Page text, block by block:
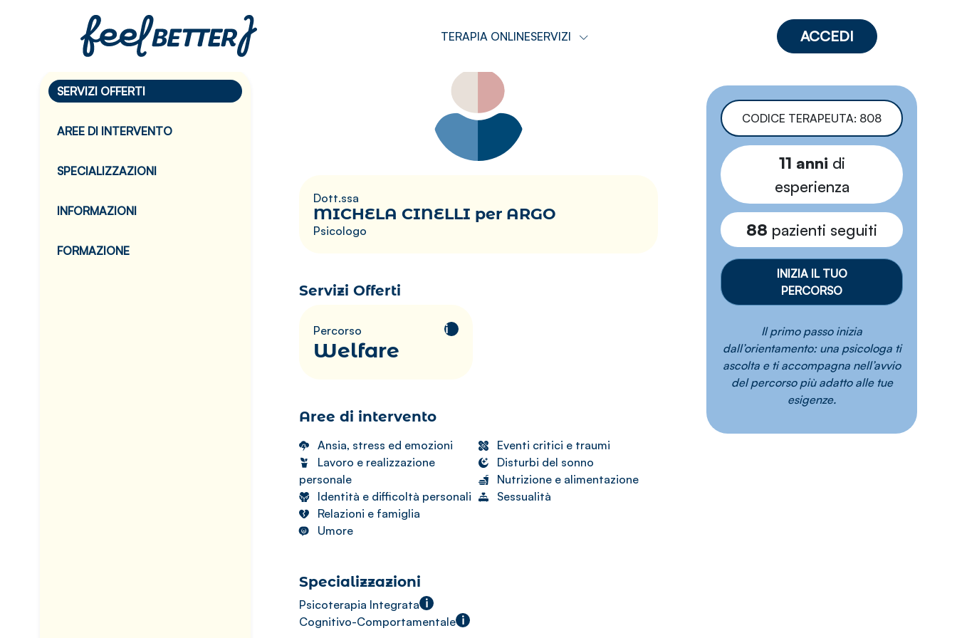
TERAPIA ONLINESERVIZI ACCEDI
SERVIZI OFFERTI
AREE DI INTERVENTO
SPECIALIZZAZIONI
INFORMAZIONI
FORMAZIONE
Dott.ssa
MICHELA CINELLI per ARGO
Psicologo
Servizi Offerti
Percorso i
Welfare
Aree di intervento
Ansia, stress ed emozioni
Lavoro e realizzazione
personale
Identità e difficoltà personali
Relazioni e famiglia
Umore
Eventi critici e traumi
Disturbi del sonno
Nutrizione e alimentazione
Sessualità
Specializzazioni
Psicoterapia Integrata i
Cognitivo-Comportamentale i
CODICE TERAPEUTA: 808
11 anni di
esperienza
88 pazienti seguiti
INIZIA IL TUO
PERCORSO
Il primo passo inizia
dall’orientamento: una psicologa ti
ascolta e ti accompagna nell’avvio
del percorso più adatto alle tue
esigenze.